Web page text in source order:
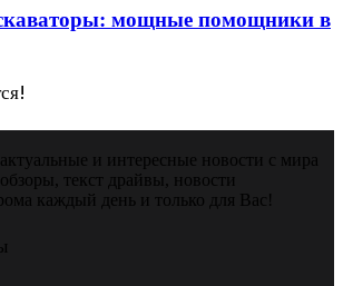
мощные помощники в
и интересные новости с мира
текст драйвы, новости
каждый день и только для Вас!